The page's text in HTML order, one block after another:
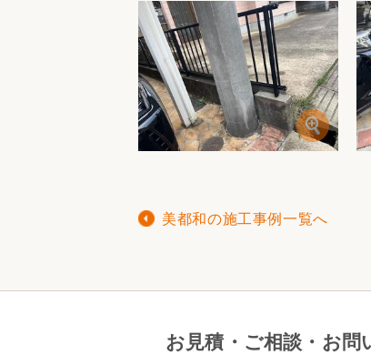
美都和の施工事例一覧へ
お見積・ご相談・お問